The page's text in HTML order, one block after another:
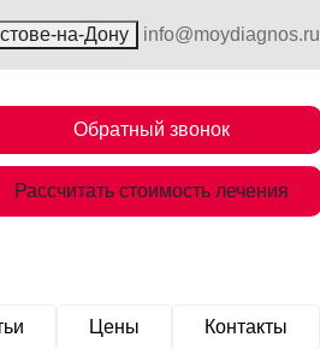
на-Дону info@moydiagnos.ru
Обратный звонок
Рассчитать стоимость лечения
Цены Контакты